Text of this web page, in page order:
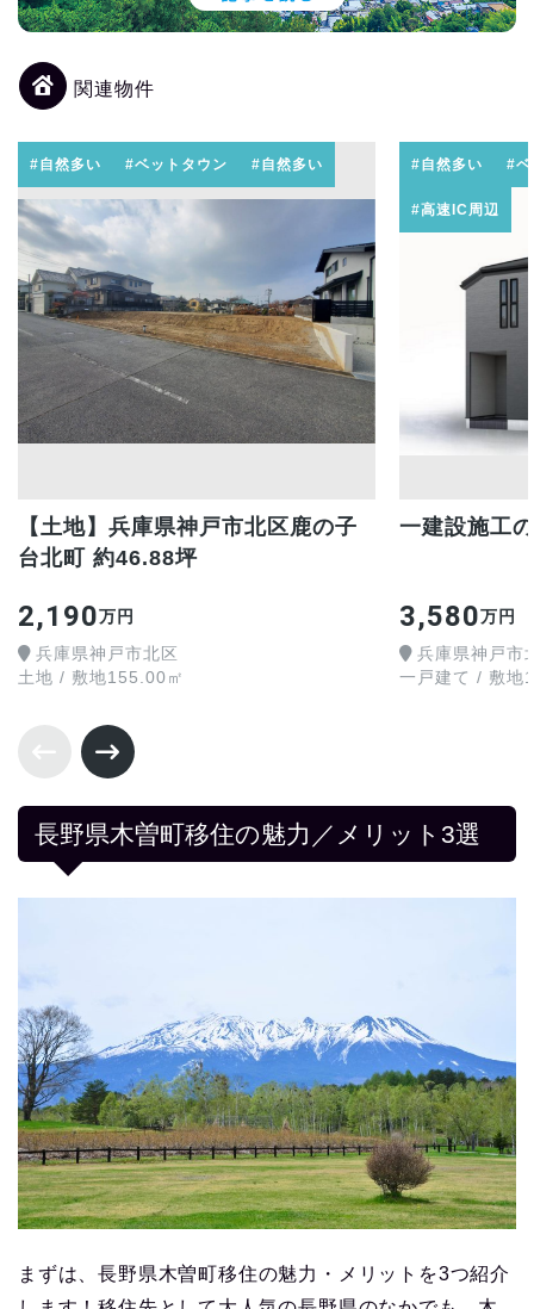
関連物件
#自然多い #ベットタウン #自然多い
【土地】兵庫県神戸市北区鹿の子
台北町 約46.88坪
2,190万円
兵庫県神戸市北区
土地 / 敷地155.00㎡
#自然多い #ベ
#高速IC周辺
一建設施工
3,580万円
兵庫県神戸市
一戸建て / 敷地
長野県木曽町移住の魅力／メリット3選
まずは、長野県木曽町移住の魅力・メリットを3つ紹介